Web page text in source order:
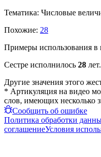
Тематика: Числовые
Похожие: 28
Примеры использования в
Сестре исполнилось 28 лет.
Другие значения этого
* Артикуляция на видео
слов, имеющих несколько
Сообщить об ошибке
Политика обработки
соглашениеУсловия